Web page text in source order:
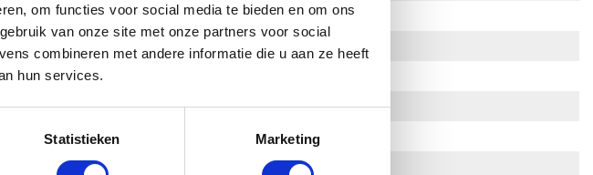
om functies voor social media te bieden en om ons
van onze site met onze partners voor social
combineren met andere informatie die u aan ze heeft
hun services.
Statistieken Marketing
/ Audio in / Audio uit / Microfoon in